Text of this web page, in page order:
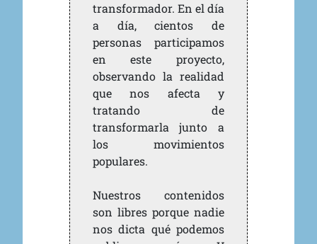
transformador. En el día
a día, cientos de
personas participamos
en este proyecto,
observando la realidad
que nos afecta y
tratando de
transformarla junto a
los movimientos
populares.
Nuestros contenidos
son libres porque nadie
nos dicta qué podemos